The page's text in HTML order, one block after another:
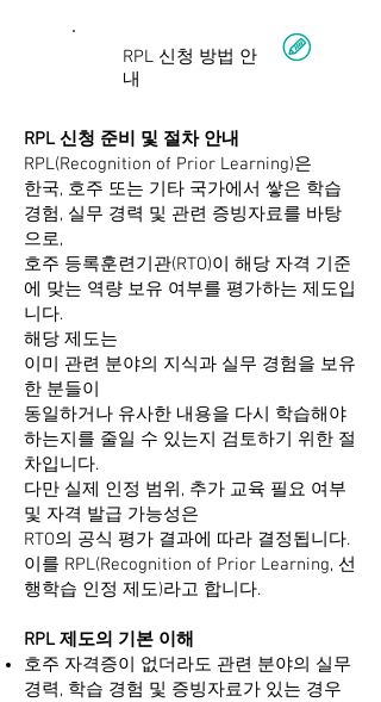
RPL 신청 방법 안
내
RPL 신청 준비 및 절차 안내
RPL(Recognition of Prior Learning)은
한국, 호주 또는 기타 국가에서 쌓은 학습
경험, 실무 경력 및 관련 증빙자료를 바탕
으로,
호주 등록훈련기관(RTO)이 해당 자격 기준
에 맞는 역량 보유 여부를 평가하는 제도입
니다.
해당 제도는
이미 관련 분야의 지식과 실무 경험을 보유
한 분들이
동일하거나 유사한 내용을 다시 학습해야
하는지를 줄일 수 있는지 검토하기 위한 절
차입니다.
다만 실제 인정 범위, 추가 교육 필요 여부
및 자격 발급 가능성은
RTO의 공식 평가 결과에 따라 결정됩니다.
이를 RPL(Recognition of Prior Learning, 선
행학습 인정 제도)라고 합니다.
RPL 제도의 기본 이해
호주 자격증이 없더라도 관련 분야의 실무
경력, 학습 경험 및 증빙자료가 있는 경우